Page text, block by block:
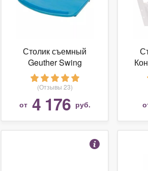
Столик съемный
Geuther Swing
(Отзывы 23)
от 4 176 руб.